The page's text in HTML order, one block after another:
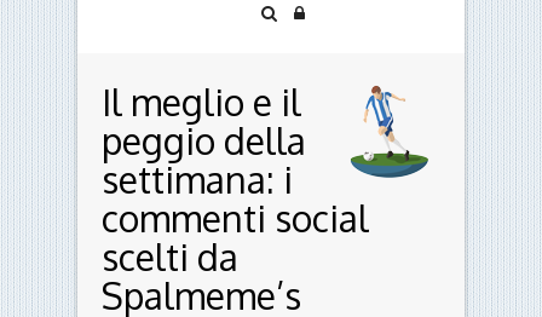
- Menu -
Il meglio e il